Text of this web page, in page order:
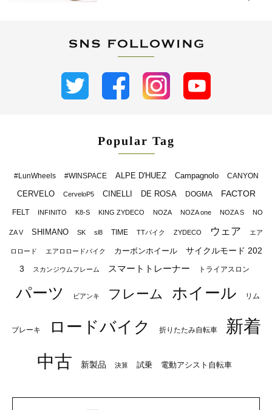
Popular Tag
#LunWheels #WINSPACE ALPE D'HUEZ Campagnolo CANYON
CERVELO CerveloP5 CINELLI DE ROSA DOGMA FACTOR
FELT INFINITO K8-S KING ZYDECO NOZA NOZA one NOZA S NO
ZA V SHIMANO SK sl8 TIME TTバイク ZYDECO ウェア エア
ロロード エアロロードバイク カーボンホイール
サイクルモード 202
3
スカンジウムフレーム スマートトレーナー トライアスロン
パーツ ビアンキ フレーム ホイール リム
ブレーキ ロードバイク 折りたたみ自転車
新着
中古
新製品 決算 試乗 電動アシスト自転車